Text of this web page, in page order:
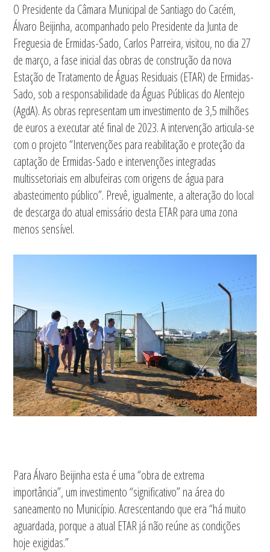
O Presidente da Câmara Municipal de Santiago do Cacém,
Álvaro Beijinha, acompanhado pelo Presidente da Junta de
Freguesia de Ermidas-Sado, Carlos Parreira, visitou, no dia 27
de março, a fase inicial das obras de construção da nova
Estação de Tratamento de Águas Residuais (ETAR) de Ermidas-
Sado, sob a responsabilidade da Águas Públicas do Alentejo
(AgdA). As obras representam um investimento de 3,5 milhões
de euros a executar até final de 2023. A intervenção articula-se
com o projeto “Intervenções para reabilitação e proteção da
captação de Ermidas-Sado e intervenções integradas
multissetoriais em albufeiras com origens de água para
abastecimento público”. Prevê, igualmente, a alteração do local
de descarga do atual emissário desta ETAR para uma zona
menos sensível.
Para Álvaro Beijinha esta é uma “obra de extrema
importância”, um investimento “significativo” na área do
saneamento no Município. Acrescentando que era “há muito
aguardada, porque a atual ETAR já não reúne as condições
hoje exigidas.”